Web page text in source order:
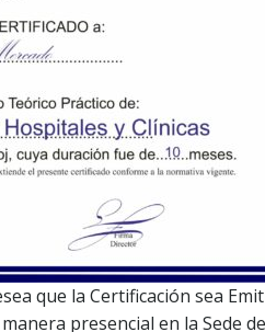
que la Certificación sea
presencial en la Sede